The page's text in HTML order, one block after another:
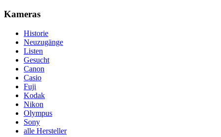
Kameras
Historie
Neuzugänge
Listen
Gesucht
Canon
Casio
Fuji
Kodak
Nikon
Olympus
Sony
alle Hersteller